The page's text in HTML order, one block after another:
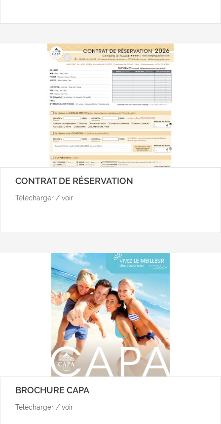
CONTRAT DE RÉSERVATION
Télécharger / voir
BROCHURE CAPA
Télécharger / voir